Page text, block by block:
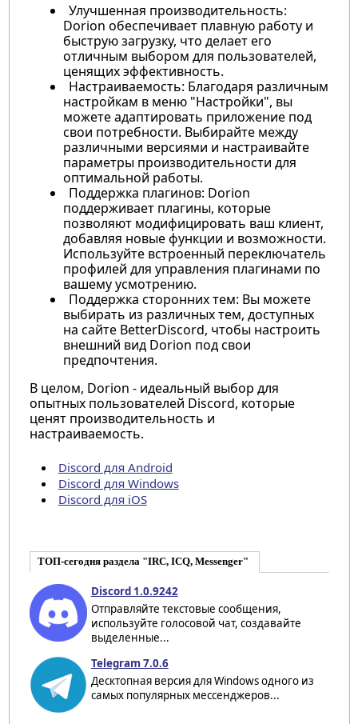
Улучшенная производительность:
Dorion обеспечивает плавную работу и
быструю загрузку, что делает его
отличным выбором для пользователей,
ценящих эффективность.
Настраиваемость: Благодаря различным
настройкам в меню "Настройки", вы
можете адаптировать приложение под
свои потребности. Выбирайте между
различными версиями и настраивайте
параметры производительности для
оптимальной работы.
Поддержка плагинов: Dorion
поддерживает плагины, которые
позволяют модифицировать ваш клиент,
добавляя новые функции и возможности.
Используйте встроенный переключатель
профилей для управления плагинами по
вашему усмотрению.
Поддержка сторонних тем: Вы можете
выбирать из различных тем, доступных
на сайте BetterDiscord, чтобы настроить
внешний вид Dorion под свои
предпочтения.
В целом, Dorion - идеальный выбор для
опытных пользователей Discord, которые
ценят производительность и
настраиваемость.
Discord для Android
Discord для Windows
Discord для iOS
ТОП-сегодня раздела "IRC, ICQ, Messenger"
Discord 1.0.9242
Отправляйте текстовые сообщения,
используйте голосовой чат, создавайте
выделенные...
Telegram 7.0.6
Десктопная версия для Windows одного из
самых популярных мессенджеров...